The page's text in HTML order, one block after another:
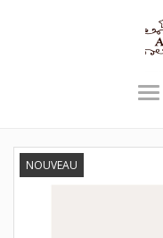
NOUVEAU